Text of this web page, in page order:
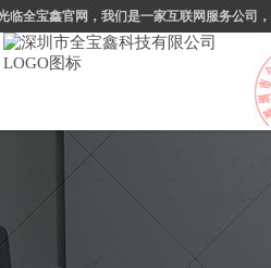
临全宝鑫官网，我们是一家互联网服务公司